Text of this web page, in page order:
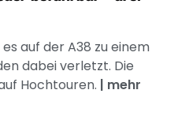
auf der A38 zu einem
dabei verletzt. Die
Hochtouren. | mehr